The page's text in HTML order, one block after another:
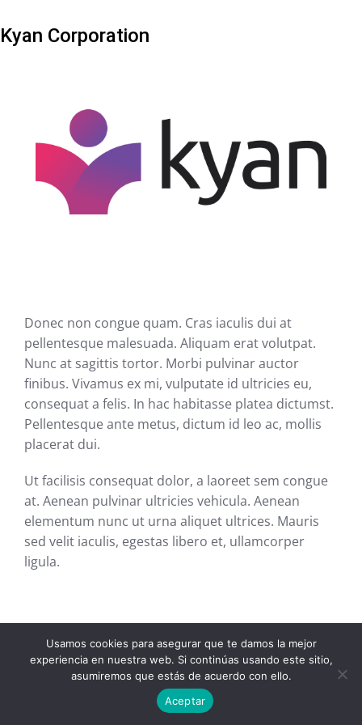
Kyan Corporation
Donec non congue quam. Cras iaculis dui at
pellentesque malesuada. Aliquam erat volutpat.
Nunc at sagittis tortor. Morbi pulvinar auctor
finibus. Vivamus ex mi, vulputate id ultricies eu,
consequat a felis. In hac habitasse platea dictumst.
Pellentesque ante metus, dictum id leo ac, mollis
placerat dui.
Ut facilisis consequat dolor, a laoreet sem congue
at. Aenean pulvinar ultricies vehicula. Aenean
elementum nunc ut urna aliquet ultrices. Mauris
sed velit iaculis, egestas libero et, ullamcorper
ligula.
Usamos cookies para asegurar que te damos la mejor
experiencia en nuestra web. Si continúas usando este sitio,
asumiremos que estás de acuerdo con ello.
Aceptar